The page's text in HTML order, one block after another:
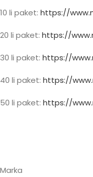
10 li paket: https://
20 li paket: https://
30 li paket: https://
40 li paket: https://
50 li paket: https://
Marka